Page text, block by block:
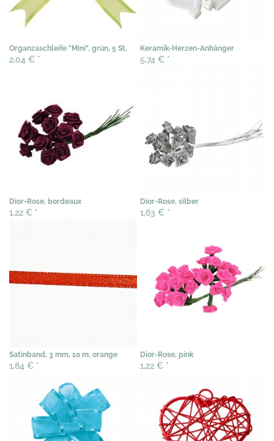
Organzaschleife "Mini", grün, 5 St.
2,04 € *
Keramik-Herzen-Anhänger
5,74 € *
Dior-Rose, bordeaux
1,22 € *
Dior-Rose, silber
1,63 € *
Satinband, 3 mm, 10 m, orange
1,84 € *
Dior-Rose, pink
1,22 € *